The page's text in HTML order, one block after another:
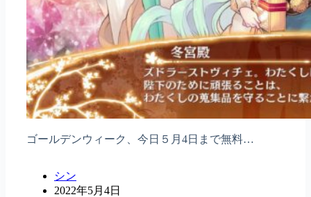
ゴールデンウィーク、今日５月4日まで無料…
シン
2022年5月4日